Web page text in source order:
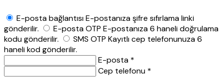
E-posta bağlantısıE-postanıza şifre sıfırlama linki
gönderilir.
E-posta OTP E-postanıza 6 haneli doğrulama
kodu gönderilir.
SMS OTP Kayıtlı cep telefonunuza 6
haneli kod gönderilir.
E-posta *
Cep telefonu *